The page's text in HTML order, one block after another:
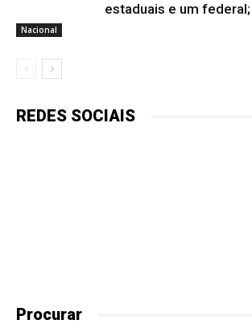
Nacional
estaduais e um
REDES SOCIAIS
Procurar